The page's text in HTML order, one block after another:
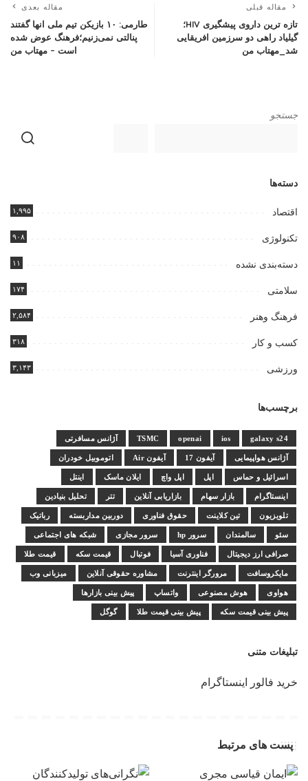
مقاله قبلی
تازه ترین داروی پیشگیری HIV؛
گیلیاد راهی دو سرزمین افریقایی
شد_مهتاب من
مقاله بعدی
طارمی: ۱۰ بازیکن تیم ملی انها گفتند
پنالتی نمی‌زنیم؛فرهنگ عوض شده
است – مهتاب من
جستجو
دسته‌ها
اقتصاد ۱,۹۹۵
تکنولوژی ۹۰۸
دسته‌بندی نشده ۱۱
سلامتی ۱۷۴
فرهنگ وهنر ۲,۵۸۴
کسب و کار ۳۱۸
ورزشی ۳,۱۴۳
برچسب‌ها
galaxy s24
ios
openai
TSMC آژانس مسافرتی
آژانس هواپیمایی آیفون 17 آیفون Air اتوموبیل خودران
اسرائیل و حماس اپل اپل واچ ایلان ماسک اینتل
اینستاگرام بازار سهام بازاریابی آنلاین تتر تحلیل بنیادین
تلویزیون تین کلاینت حقوق فناوری دوربین مداربسته رباتیک
سئو سالمندان سرور hp سرور مجازی شبکه های اجتماعی
صرافی ارز دیجیتال فناوری آسیا فوتبال قیمت سکه قیمت طلا
مایکروسافت مرورگر اینترنت مشاوره حقوقی آنلاین میزبانی وب
هواوی هوش مصنوعی واتساپ پیش بینی بازارها
پیش بینی قیمت سکه پیش بینی قیمت طلا گوگل
تبلیغات متنی
خرید فالور اینستاگرام
پست های مرتبط